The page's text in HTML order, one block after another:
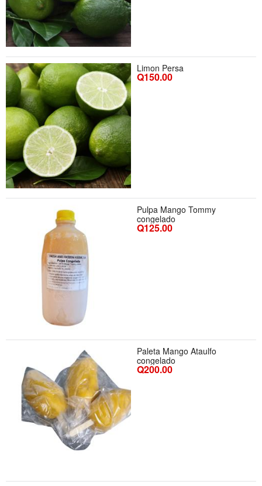
Limon Persa
Q150.00
Pulpa Mango Tommy
congelado
Q125.00
Paleta Mango Ataulfo
congelado
Q200.00